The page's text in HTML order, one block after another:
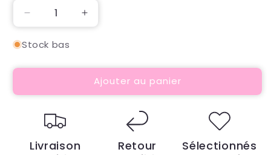
Réduire
quantité
Shampoing
Augmenter
Shampoing
Malabar
Stock bas
Ajouter au panier
Livraison
Retour
Sélectionnés